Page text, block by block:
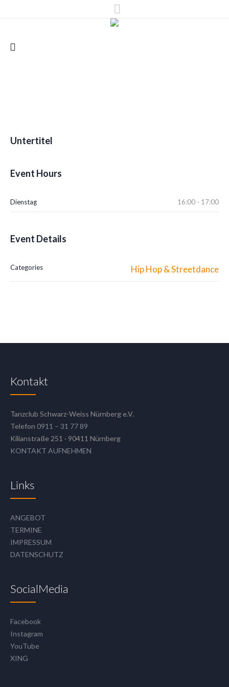
Untertitel
Event Hours
Dienstag 16:00 - 17:00
Event Details
Categories Hip Hop & Streetdance
Kontakt
Tanzclub Schwarz-Weiss Nürnberg e.V.
Telefon 0911 – 31 77 89
Kilianstraße 251 · 90411 Nürnberg
KONTAKT AUFNEHMEN
Links
ANGEBOT
TERMINE
IMPRESSUM
DATENSCHUTZ
SocialMedia
Facebook
Instagram
YouTube
XING